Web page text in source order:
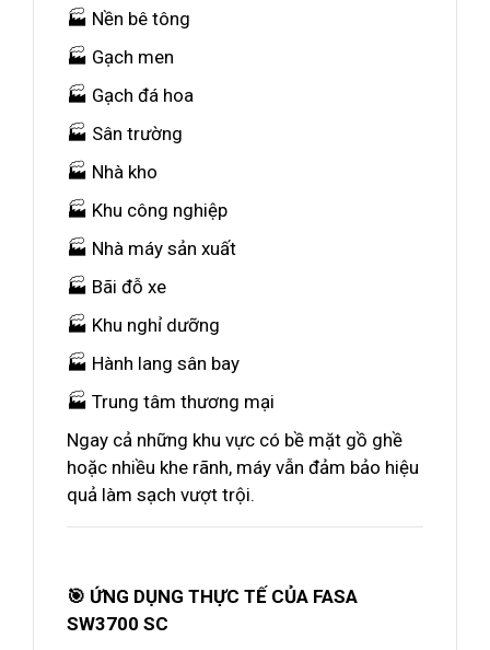
🏭 Nền bê tông
🏭 Gạch men
🏭 Gạch đá hoa
🏭 Sân trường
🏭 Nhà kho
🏭 Khu công nghiệp
🏭 Nhà máy sản xuất
🏭 Bãi đỗ xe
🏭 Khu nghỉ dưỡng
🏭 Hành lang sân bay
🏭 Trung tâm thương mại
Ngay cả những khu vực có bề mặt gồ ghề
hoặc nhiều khe rãnh, máy vẫn đảm bảo hiệu
quả làm sạch vượt trội.
🎯 ỨNG DỤNG THỰC TẾ CỦA FASA
SW3700 SC